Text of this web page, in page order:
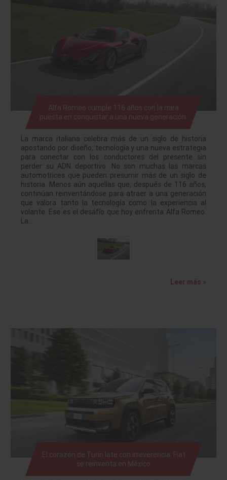
Alfa Romeo cumple 116 años con la mira
puesta en conquistar a una nueva generación.
La marca italiana celebra más de un siglo de historia
apostando por diseño, tecnología y una nueva estrategia
para conectar con los conductores del presente sin
perder su ADN deportivo. No son muchas las marcas
automotrices que pueden presumir más de un siglo de
historia. Menos aún aquellas que, después de 116 años,
continúan reinventándose para atraer a una generación
que valora tanto la tecnología como la experiencia al
volante. Ese es el desafío que hoy enfrenta Alfa Romeo.
La…
Leer más »
El corazón de Turín late con irreverencia: Fiat
se reinventa en México